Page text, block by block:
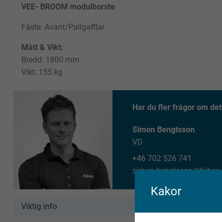
VEE- BROOM modulborste
Fäste: Avant/Pallgafflar
Mått & Vikt:
Bredd: 1800 mm
Vikt: 155 kg
Har du fler frågor om
Simon Bengtsson
VD
+46 702 526 741
Viktig info
Kakor